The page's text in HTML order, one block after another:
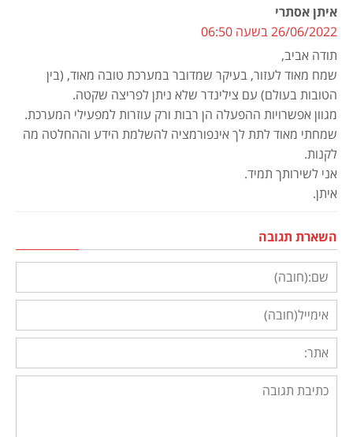
איתן אסתרי
26/06/2022 בשעה 06:50
תודה אביב,
שמח מאוד לעזור, בעיקר שמדובר במערכת טובה מאוד, (בין
הטובות בעולם) עם צילינדר שלא ניתן לפריצה שקטה.
מגוון אפשרויות ההפעלה הן רבות ורק עוזרות למפעילי המערכת.
שמחתי מאוד לתת לך אינפורמציה להשלמת הידע וההחלטה מה
לקנות.
אני לשירותך תמיד.
איתן.
השארת תגובה